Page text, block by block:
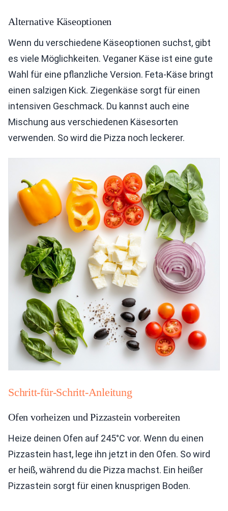
Alternative Käseoptionen
Wenn du verschiedene Käseoptionen suchst, gibt
es viele Möglichkeiten. Veganer Käse ist eine gute
Wahl für eine pflanzliche Version. Feta-Käse bringt
einen salzigen Kick. Ziegenkäse sorgt für einen
intensiven Geschmack. Du kannst auch eine
Mischung aus verschiedenen Käsesorten
verwenden. So wird die Pizza noch leckerer.
Schritt-für-Schritt-Anleitung
Ofen vorheizen und Pizzastein vorbereiten
Heize deinen Ofen auf 245°C vor. Wenn du einen
Pizzastein hast, lege ihn jetzt in den Ofen. So wird
er heiß, während du die Pizza machst. Ein heißer
Pizzastein sorgt für einen knusprigen Boden.